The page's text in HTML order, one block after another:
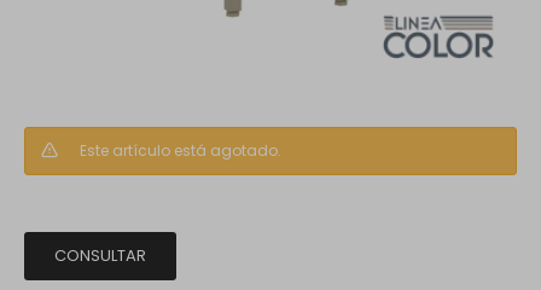
Este artículo está agotado.
CONSULTAR